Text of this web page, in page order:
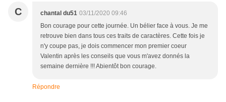
C chantal du51 03/11/2020 09:46
Bon courage pour cette journée. Un bélier face à vous. Je me
retrouve bien dans tous ces traits de caractères. Cette fois je
n'y coupe pas, je dois commencer mon premier coeur
Valentin après les conseils que vous m'avez donnés la
semaine dernière !!! Abientôt bon courage.
Répondre